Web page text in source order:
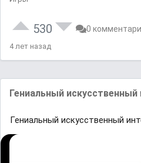
530 0
4 лет назад
Гениальный искусственный
Гениальный искусственный